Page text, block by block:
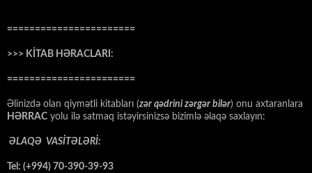
=======================
>>> KİTAB HƏRACLARI:
=======================
Əlinizdə olan qiymətli kitabları (zər qədrini zərgər bilər) onu axtaranlara
HƏRRAC yolu ilə satmaq istəyirsinizsə bizimlə əlaqə saxlayın:
ƏLAQƏ VASİTƏLƏRİ:
Tel: (+994) 70-390-39-93